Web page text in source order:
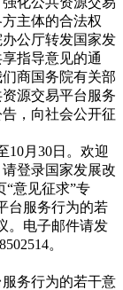
主体的合法权
公厅转发国家发
指导意见的通
商国务院有关部
源交易平台服务
，向社会公开征
10月30日。欢迎
登录国家发展改
“意见征求”专
台服务行为的若
。电子邮件请发
。
务行为的若干意